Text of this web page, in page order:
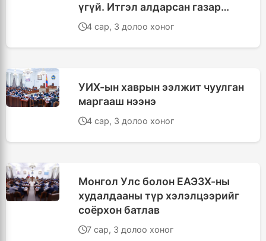
үгүй. Итгэл алдарсан газар
дархан эрх нь давуу эрх болон
хувирдаг гэмтэй
4 сар, 3 долоо хоног
УИХ-ын хаврын ээлжит чуулган
маргааш нээнэ
4 сар, 3 долоо хоног
Монгол Улс болон ЕАЭЗХ-ны
худалдааны түр хэлэлцээрийг
соёрхон батлав
7 сар, 3 долоо хоног